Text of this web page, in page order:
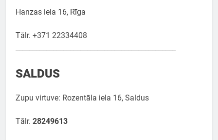
Hanzas iela 16, Rīga
Tālr. +371 22334408
SALDUS
Zupu virtuve: Rozentāla iela 16, Saldus
Tālr. 28249613